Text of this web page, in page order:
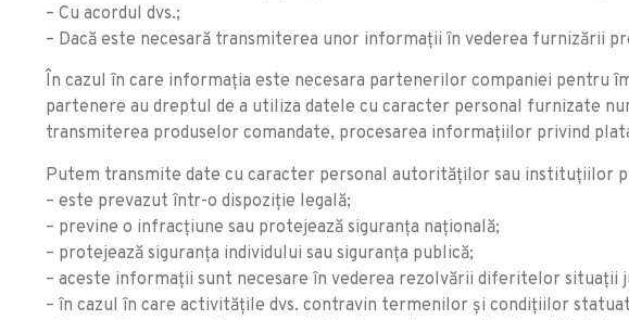
– Cu acordul dvs.;
– Dacă este necesară transmiterea unor informații în vederea furnizării
În cazul în care informația este necesara partenerilor companiei pentru
partenere au dreptul de a utiliza datele cu caracter personal furnizate
transmiterea produselor comandate, procesarea informațiilor privind
Putem transmite date cu caracter personal autorităților sau instituțiilor
– este prevazut într-o dispoziție legală;
– previne o infracțiune sau protejează siguranța națională;
– protejează siguranța individului sau siguranța publică;
– aceste informații sunt necesare în vederea rezolvării diferitelor situații
– în cazul în care activitățile dvs. contravin termenilor și condițiilor